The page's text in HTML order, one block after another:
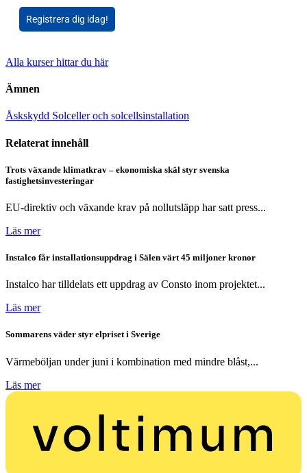
Registrera dig idag!
Alla kurser hittar du här
Ämnen
Åskskydd Solceller och solcellsinstallation
Relaterat innehåll
Trots växande klimatkrav – ekonomiska skäl styr svenska
fastighetsinvesteringar
EU-direktiv och växande krav på nollutsläpp har satt press...
Läs mer
Instalco får installationsuppdrag i Sälen värt 45 miljoner kronor
Instalco har tilldelats ett uppdrag av Consto inom projektet...
Läs mer
Sommarens väder styr elpriset i Sverige
Värmeböljan under juni i kombination med mindre blåst,...
Läs mer